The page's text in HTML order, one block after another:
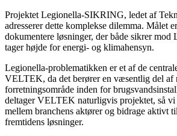
Projektet Legionella-SIKRING, ledet af
adresserer dette komplekse dilemma. Målet
dokumentere løsninger, der både sikrer mod
tager højde for energi- og klimahensyn.
Legionella-problematikken er et af de
VELTEK, da det berører en væsentlig del af
forretningsområde inden for
deltager VELTEK naturligvis projektet, så vi
mellem branchens aktører og bidrage aktivt
fremtidens løsninger.